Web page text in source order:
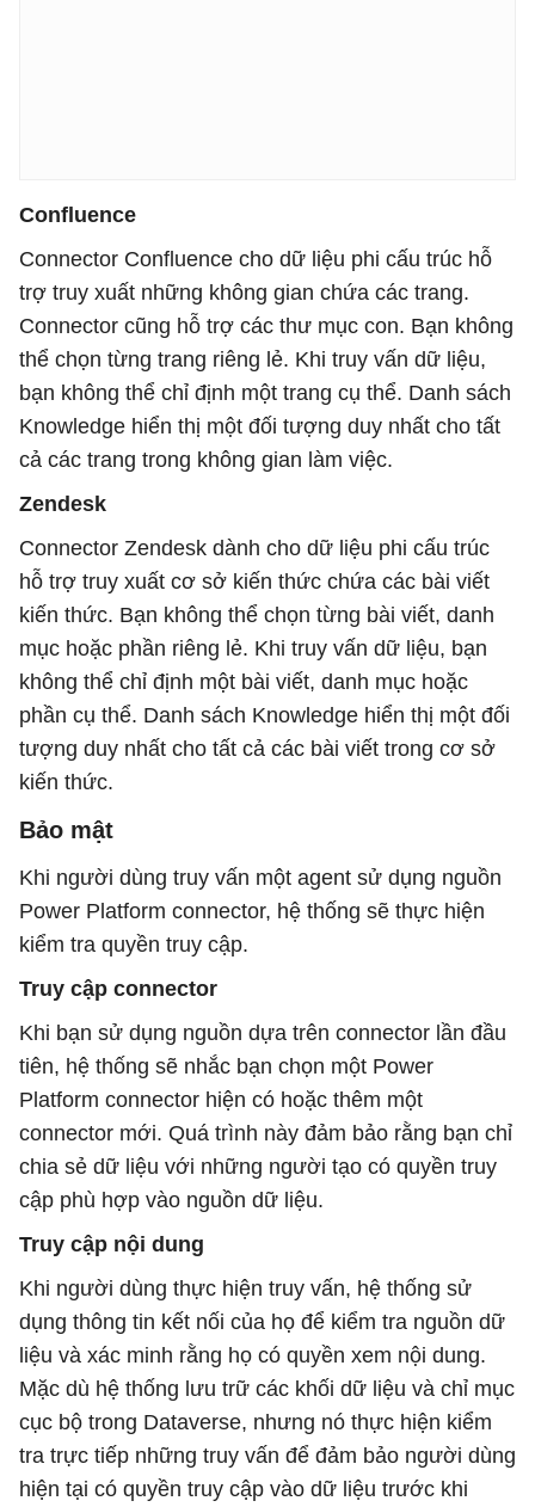
Confluence
Connector Confluence cho dữ liệu phi cấu trúc hỗ
trợ truy xuất những không gian chứa các trang.
Connector cũng hỗ trợ các thư mục con. Bạn không
thể chọn từng trang riêng lẻ. Khi truy vấn dữ liệu,
bạn không thể chỉ định một trang cụ thể. Danh sách
Knowledge hiển thị một đối tượng duy nhất cho tất
cả các trang trong không gian làm việc.
Zendesk
Connector Zendesk dành cho dữ liệu phi cấu trúc
hỗ trợ truy xuất cơ sở kiến ​​thức chứa các bài viết
kiến ​​thức. Bạn không thể chọn từng bài viết, danh
mục hoặc phần riêng lẻ. Khi truy vấn dữ liệu, bạn
không thể chỉ định một bài viết, danh mục hoặc
phần cụ thể. Danh sách Knowledge hiển thị một đối
tượng duy nhất cho tất cả các bài viết trong cơ sở
kiến ​​thức.
Bảo mật
Khi người dùng truy vấn một agent sử dụng nguồn
Power Platform connector, hệ thống sẽ thực hiện
kiểm tra quyền truy cập.
Truy cập connector
Khi bạn sử dụng nguồn dựa trên connector lần đầu
tiên, hệ thống sẽ nhắc bạn chọn một Power
Platform connector hiện có hoặc thêm một
connector mới. Quá trình này đảm bảo rằng bạn chỉ
chia sẻ dữ liệu với những người tạo có quyền truy
cập phù hợp vào nguồn dữ liệu.
Truy cập nội dung
Khi người dùng thực hiện truy vấn, hệ thống sử
dụng thông tin kết nối của họ để kiểm tra nguồn dữ
liệu và xác minh rằng họ có quyền xem nội dung.
Mặc dù hệ thống lưu trữ các khối dữ liệu và chỉ mục
cục bộ trong Dataverse, nhưng nó thực hiện kiểm
tra trực tiếp những truy vấn để đảm bảo người dùng
hiện tại có quyền truy cập vào dữ liệu trước khi